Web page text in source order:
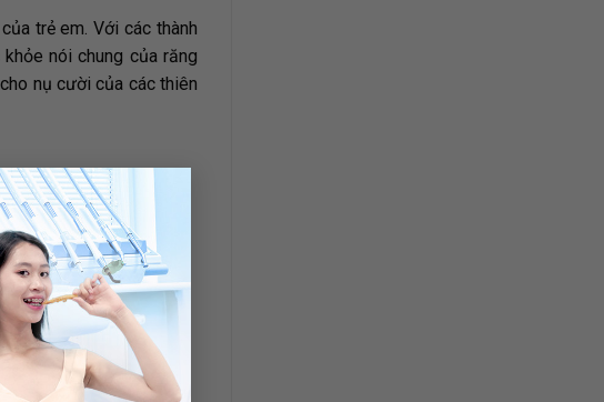
×
trẻ em. Với các thành
nói chung của răng
nụ cười của các thiên